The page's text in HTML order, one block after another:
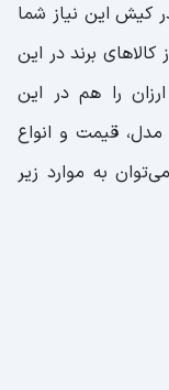
کیش این نیاز شما
برند در این
را هم در این
قیمت و انواع
به موارد زیر